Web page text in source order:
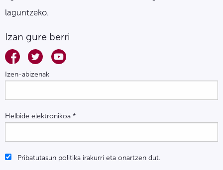
laguntzeko.
Izan gure berri
Izen-abizenak
Helbide elektronikoa *
Pribatutasun politika irakurri eta onartzen dut.